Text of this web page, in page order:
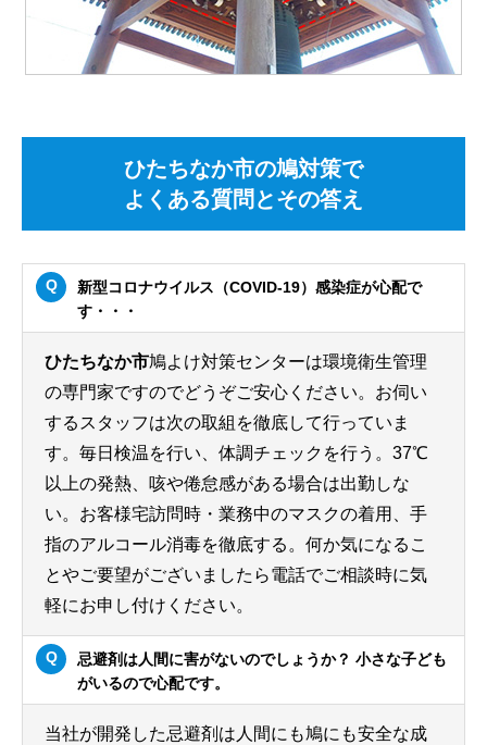
ひたちなか市の鳩対策で
よくある質問とその答え
新型コロナウイルス（COVID-19）感染症が心配で
す・・・
ひたちなか市鳩よけ対策センターは環境衛生管理
の専門家ですのでどうぞご安心ください。お伺い
するスタッフは次の取組を徹底して行っていま
す。毎日検温を行い、体調チェックを行う。37℃
以上の発熱、咳や倦怠感がある場合は出勤しな
い。お客様宅訪問時・業務中のマスクの着用、手
指のアルコール消毒を徹底する。何か気になるこ
とやご要望がございましたら電話でご相談時に気
軽にお申し付けください。
忌避剤は人間に害がないのでしょうか？ 小さな子ども
がいるので心配です。
当社が開発した忌避剤は人間にも鳩にも安全な成